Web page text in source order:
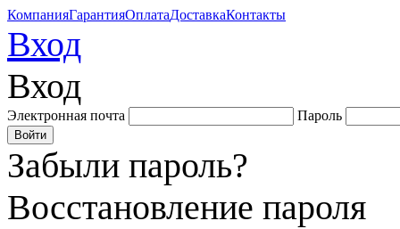
КомпанияГарантияОплатаДоставкаКонтакты
Вход
Вход
Электронная почта Пароль
Забыли пароль?
Восстановление пароля